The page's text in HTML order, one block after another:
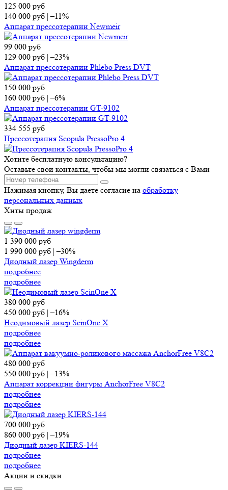
125 000 руб
140 000 руб |–11%
Аппарат прессотерапии Newmeir
99 000 руб
129 000 руб |–23%
Аппарат прессотерапии Phlebo Press DVT
150 000 руб
160 000 руб |–6%
Аппарат прессотерапии GT-9102
334 555 руб
Прессотерапия Scopula PressoPro 4
Хотите бесплатную консультацию?
Оставьте свои контакты, чтобы мы могли связаться с Вами
Нажимая кнопку, Вы даете согласие на обработку
персональных данных
Хиты продаж
1 390 000 руб
1 990 000 руб |–30%
Диодный лазер Wingderm
подробнее
подробнее
380 000 руб
450 000 руб |–16%
Неодимовый лазер ScinOne X
подробнее
подробнее
480 000 руб
550 000 руб |–13%
Аппарат коррекции фигуры AnchorFree V8C2
подробнее
подробнее
700 000 руб
860 000 руб |–19%
Диодный лазер KIERS-144
подробнее
подробнее
Акции и скидки